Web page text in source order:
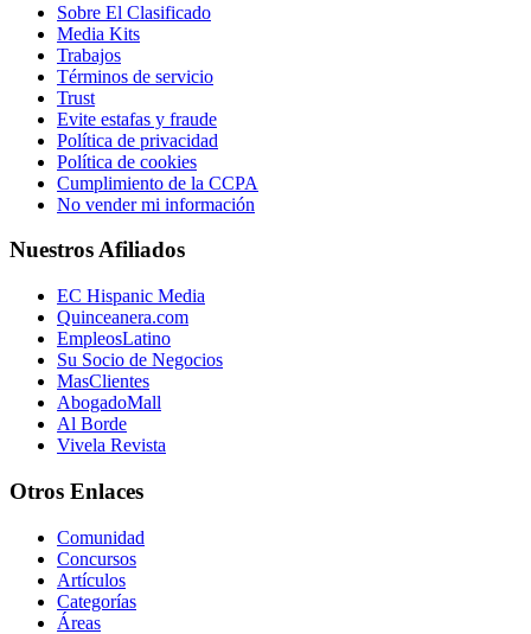
Sobre El Clasificado
Media Kits
Trabajos
Términos de servicio
Trust
Evite estafas y fraude
Política de privacidad
Política de cookies
Cumplimiento de la CCPA
No vender mi información
Nuestros Afiliados
EC Hispanic Media
Quinceanera.com
EmpleosLatino
Su Socio de Negocios
MasClientes
AbogadoMall
Al Borde
Vivela Revista
Otros Enlaces
Comunidad
Concursos
Artículos
Categorías
Áreas